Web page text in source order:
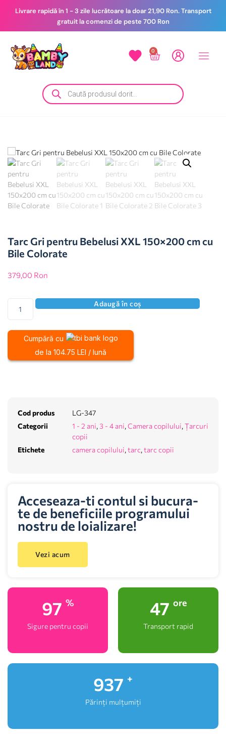
Livrare rapidă în 1 - 3 zile lucrătoare la doar 21,90 Ron. Transport
gratuit la comenzi de peste 700 Ron
0
Contact
Tarc Gri pentru Bebelusi XXL 150×200 cm cu
Bile Colorate
379,00 Ron
Adaugă în coș
Cumpără cu
de la 104.75 LEI / lună
Cod produs
LG-347
Categorii
1 - 2 ani, 3 - 4 ani, Camera copilului, Țarcuri
copii
Etichete
camera copilului, tarc, tarc copii
Acceseaza-ti contul si bucura-
te de beneficiile programului
nostru de loializare!
Vezi acum
100 %
Sigure pentru copii
48 ore
Transport rapid
1,000
Părinți mulțumiți